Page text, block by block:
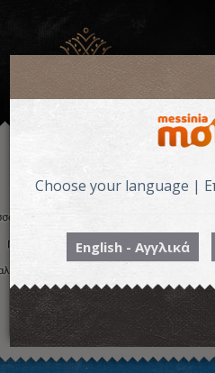
Choose your language |
English - Αγγλικά